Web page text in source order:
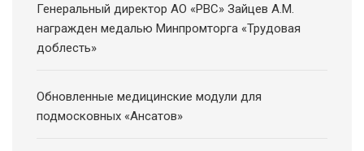
Генеральный директор АО «РВС» Зайцев А.М.
награжден медалью Минпромторга «Трудовая
доблесть»
Обновленные медицинские модули для
подмосковных «Ансатов»